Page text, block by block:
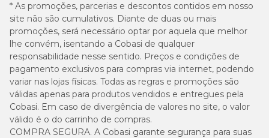
* As promoções, parcerias e descontos contidos em nosso
site não são cumulativos. Diante de duas ou mais
promoções, será necessário optar por aquela que melhor
lhe convém, isentando a Cobasi de qualquer
responsabilidade nesse sentido. Preços e condições de
pagamento exclusivos para compras via internet, podendo
variar nas lojas físicas. Todas as regras e promoções são
válidas apenas para produtos vendidos e entregues pela
Cobasi. Em caso de divergência de valores no site, o valor
válido é o do carrinho de compras.
COMPRA SEGURA. A Cobasi garante segurança para suas